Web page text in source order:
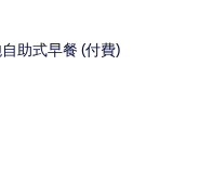
助式早餐 (付費)